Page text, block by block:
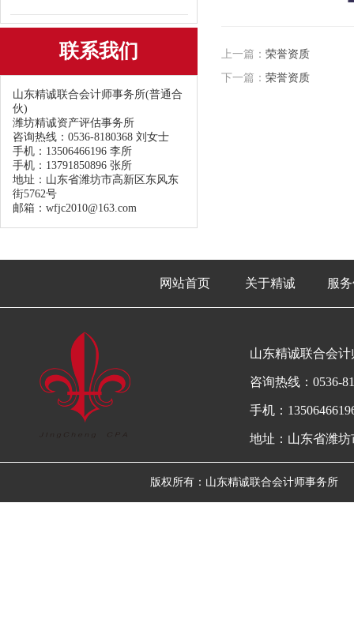
联系我们
山东精诚联合会计师事务所(普通合
伙)
潍坊精诚资产评估事务所
咨询热线：0536-8180368 刘女士
手机：13506466196 李所
手机：13791850896 张所
地址：山东省潍坊市高新区东风东
街5762号
邮箱：wfjc2010@163.com
上一篇： 荣誉资质
下一篇： 荣誉资质
网站首页 关于精诚 服
山东精诚联合会
咨询热线：0536-
手机：
地址：山东省潍坊
版权所有：山东精诚联合会计师事务